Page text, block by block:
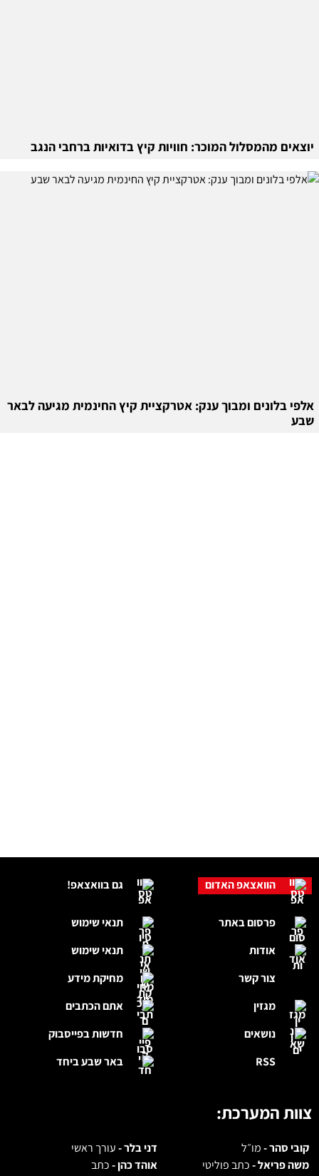
יוצאים מהמסלול המוכר: חוויות קיץ בדואיות ברחבי הנגב
אלפי בלונים ומבוך ענק: אטרקציית קיץ החינמית מגיעה לבאר
שבע
גם בוואצאפ!
תנאי שימוש
תנאי שימוש
מחיקת מידע
אתם הכתבים
חדשות בפייסבוק
באר שבע ביחד
הוואצאפ האדום
פרסום באתר
אודות
צור קשר
מגזין
נושאים
RSS
צוות המערכת:
קובי סהר -מו״ל דני בלר -עורך ראשי
משה פריאל -כתב פוליטי אוהד כהן -כתב